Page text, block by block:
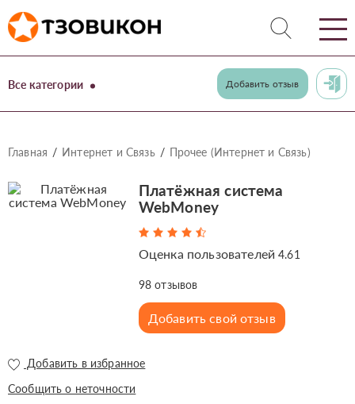
Все категории Добавить отзыв
Главная Интернет и Связь Прочее (Интернет и Связь)
Платёжная система
WebMoney
Оценка пользователей4.61
98 отзывов
Добавить свой отзыв
Добавить в избранное
Сообщить о неточности